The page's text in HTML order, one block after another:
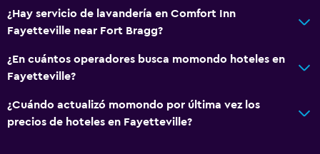
Baño
Secador de pelo
Lavandería
¿Hay servicio de lavandería en Comfort Inn
Fayetteville near Fort Bragg?
¿En cuántos operadores busca momondo hoteles en
Fayetteville?
¿Cuándo actualizó momondo por última vez los
precios de hoteles en Fayetteville?